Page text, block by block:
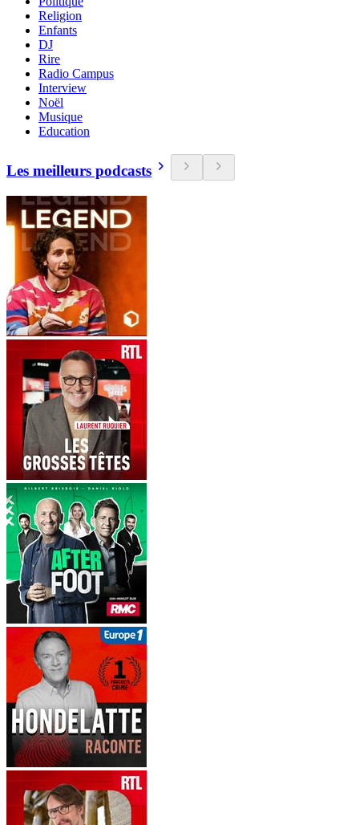
Religion
Enfants
DJ
Rire
Radio Campus
Interview
Noël
Musique
Education
Les meilleurs podcasts